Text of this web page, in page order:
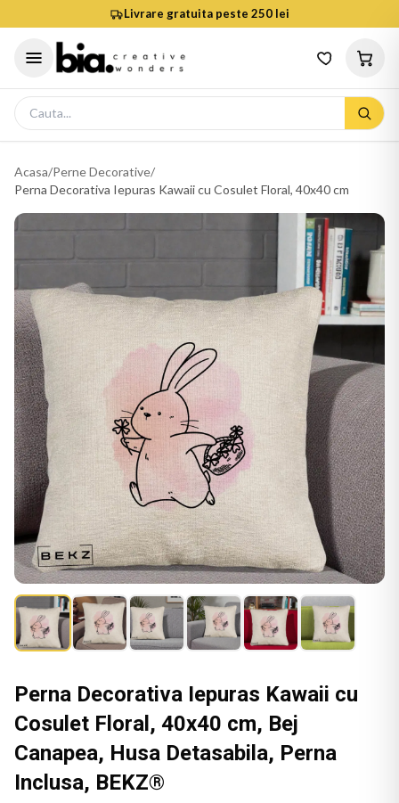
Livrare gratuita peste 250 lei
Acasa/Perne Decorative/
Perna Decorativa Iepuras Kawaii cu Cosulet Floral, 40x40 cm
Perna Decorativa Iepuras Kawaii cu
Cosulet Floral, 40x40 cm, Bej
Canapea, Husa Detasabila, Perna
Inclusa, BEKZ®